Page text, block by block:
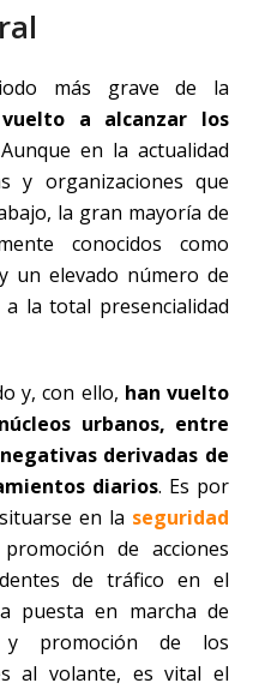
más grave de la
a alcanzar los
en la actualidad
y organizaciones que
la gran mayoría de
conocidos como
un elevado número de
la total presencialidad
y, con ello, han vuelto
urbanos, entre
derivadas de
diarios. Es por
en la seguridad
de acciones
de tráfico en el
puesta en marcha de
y promoción de los
al volante, es vital el